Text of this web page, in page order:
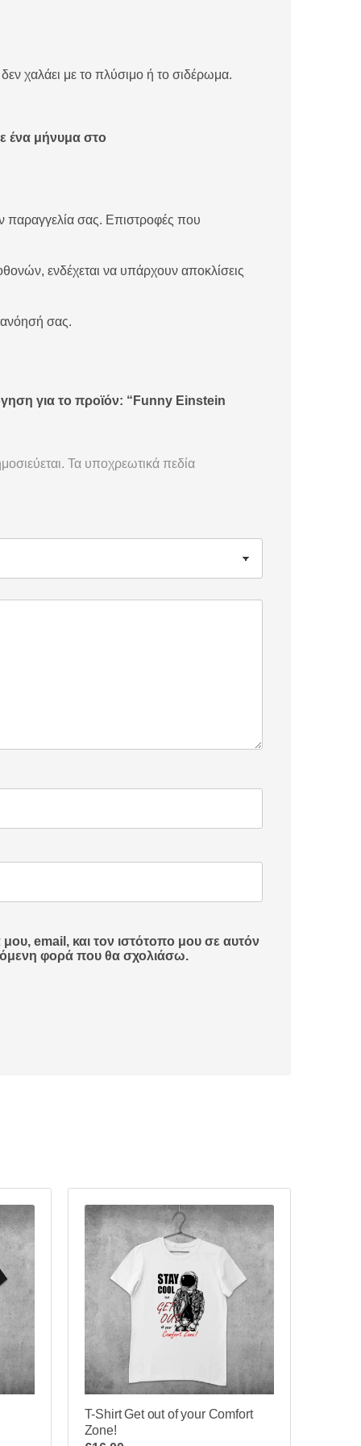
χαλάει με το πλύσιμο ή το σιδέρωμα.
ένα μήνυμα στο
παραγγελία σας. Επιστροφές που
ενδέχεται να υπάρχουν αποκλίσεις
σας.
για το προϊόν: “Funny Einstein
Τα υποχρεωτικά πεδία
email, και τον ιστότοπο μου σε αυτόν
φορά που θα σχολιάσω.
T-Shirt Get out of your Comfort
Zone!